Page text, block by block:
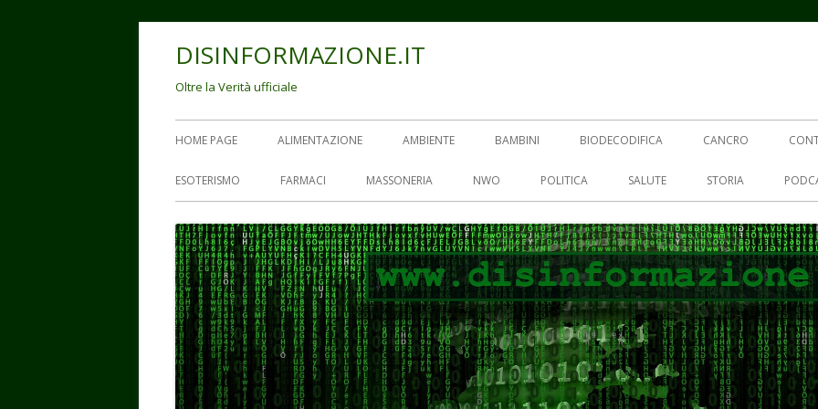
DISINFORMAZIONE.IT
Oltre la Verità ufficiale
Menu
principale
HOME PAGE ALIMENTAZIONE AMBIENTE BAMBINI BIODECODIFICA CANCRO
ESOTERISMO FARMACI MASSONERIA NWO POLITICA SALUTE STORIA